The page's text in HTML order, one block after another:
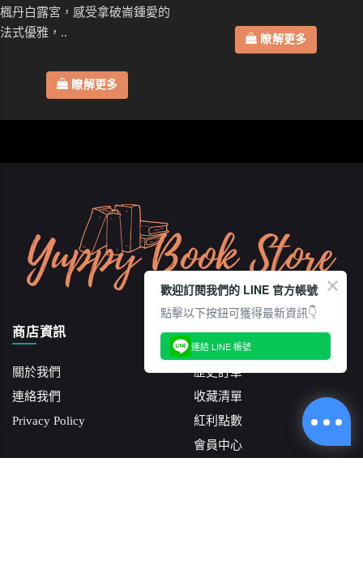
楓丹白露宮，感受拿破崙鍾愛的
法式優雅，..
瞭解更多
瞭解更多
商店資訊
關於我們
連絡我們
Privacy Policy
會員功能
歷史訂單
收藏清單
紅利點數
會員中心
歡迎訂閱我們的 LINE 官方帳號
點擊以下按鈕可獲得最新資訊👇
連結 LINE 帳號